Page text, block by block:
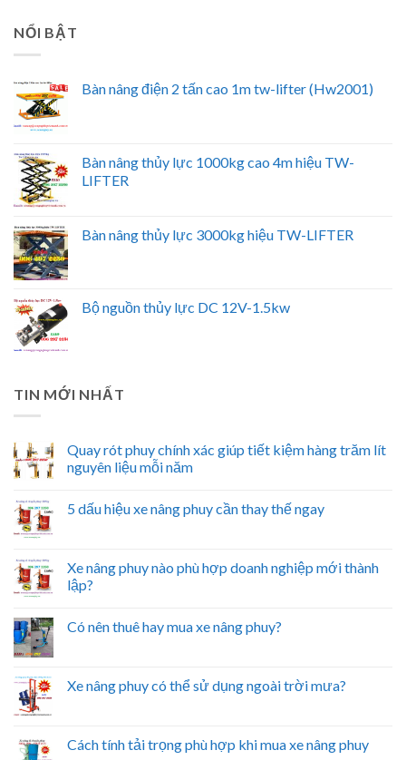
NỔI BẬT
Bàn nâng điện 2 tấn cao 1m tw-lifter (Hw2001)
Bàn nâng thủy lực 1000kg cao 4m hiệu TW-
LIFTER
Bàn nâng thủy lực 3000kg hiệu TW-LIFTER
Bộ nguồn thủy lực DC 12V-1.5kw
TIN MỚI NHẤT
Quay rót phuy chính xác giúp tiết kiệm hàng trăm lít
nguyên liệu mỗi năm
5 dấu hiệu xe nâng phuy cần thay thế ngay
Xe nâng phuy nào phù hợp doanh nghiệp mới thành
lập?
Có nên thuê hay mua xe nâng phuy?
Xe nâng phuy có thể sử dụng ngoài trời mưa?
Cách tính tải trọng phù hợp khi mua xe nâng phuy